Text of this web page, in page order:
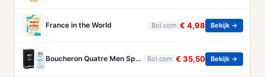
France in the World Bol.com € 4,98 Bekijk →
Boucheron Quatre Men Spray - 100 ml - Eau De Toilette Bol.com € 35,50 Bekijk →